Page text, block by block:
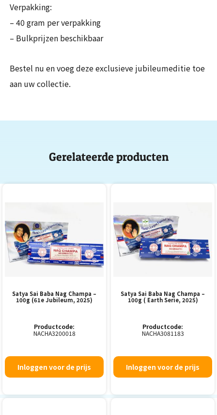
Verpakking:
– 40 gram per verpakking
– Bulkprijzen beschikbaar
Bestel nu en voeg deze exclusieve jubileumeditie toe
aan uw collectie.
Gerelateerde producten
Satya Sai Baba Nag Champa –
100g (61e Jubileum, 2025)
Productcode:
NACHA3200018
Inloggen voor de prijs
Satya Sai Baba Nag Champa –
100g ( Earth Serie, 2025)
Productcode:
NACHA3081183
Inloggen voor de prijs